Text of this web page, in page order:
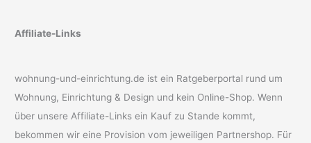
Affiliate-Links
wohnung-und-einrichtung.de ist ein Ratgeberportal rund um
Wohnung, Einrichtung & Design und kein Online-Shop. Wenn
über unsere Affiliate-Links ein Kauf zu Stande kommt,
bekommen wir eine Provision vom jeweiligen Partnershop. Für